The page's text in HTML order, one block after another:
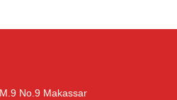
No.9 Makassar